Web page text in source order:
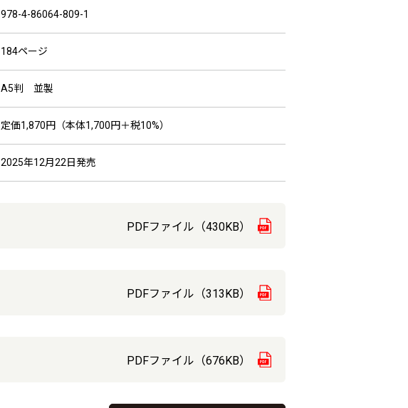
978-4-86064-809-1
184ページ
A5判 並製
定価1,870円（本体1,700円＋税10%）
2025年12月22日発売
PDFファイル（430KB）
PDFファイル（313KB）
PDFファイル（676KB）